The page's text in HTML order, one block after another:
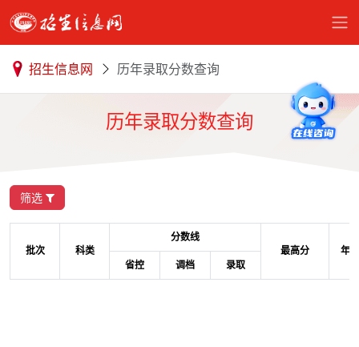
招生信息网 历年录取分数查询
历年录取分数查询
筛选
批次 科类
分数线
最高分
年
省控
调档 录取